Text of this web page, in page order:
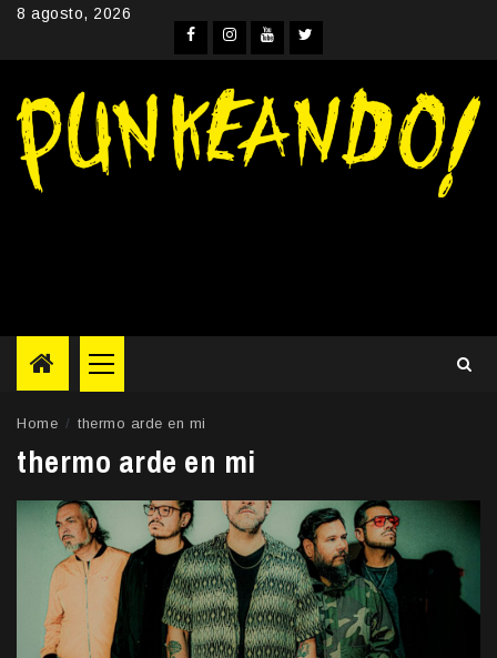
Skip8 agosto, 2026
Facebook
Instagram
YouTube
Twitter
Primary
Menu
Home thermo arde en mi
thermo arde en mi